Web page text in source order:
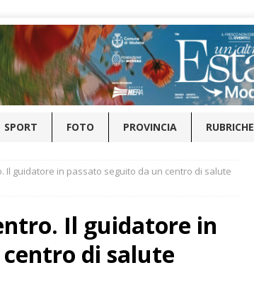
SPORT FOTO PROVINCIA RUBRICHE
Il guidatore in passato seguito da un centro di salute
Il guidatore in
di salute